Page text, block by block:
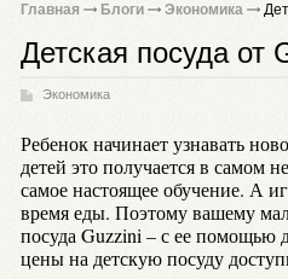
Главная Блоги Экономика
Детская посуда от
Экономика
Ребенок начинает узнавать
детей это получается в самом
самое настоящее обучение. А
время еды. Поэтому вашему
посуда Guzzini – с ее помощью
цены на детскую посуду